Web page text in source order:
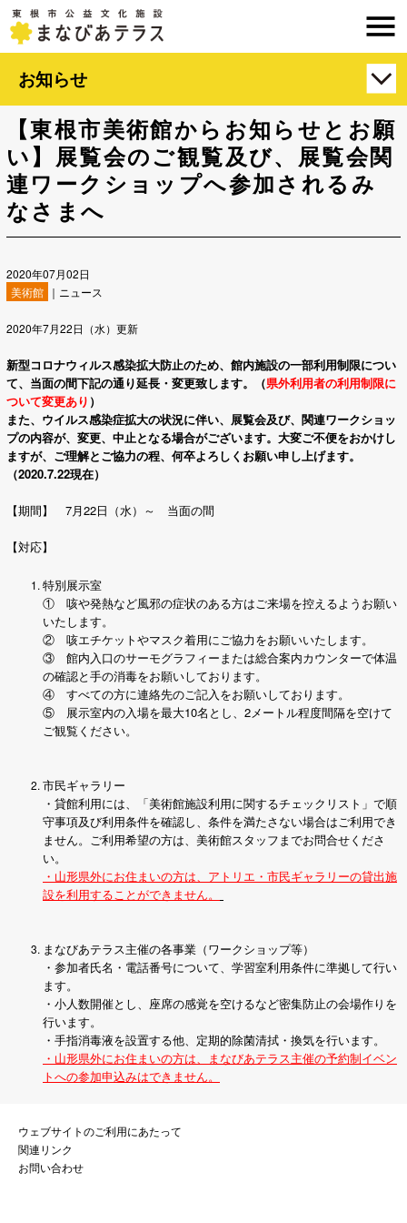
お知らせ
【東根市美術館からお知らせとお願
い】展覧会のご観覧及び、展覧会関
連ワークショップへ参加されるみ
なさまへ
2020年07月02日
美術館 ｜ニュース
2020年7月22日（水）更新
新型コロナウィルス感染拡大防止のため、館内施設の一部利用制限につい
て、当面の間下記の通り延長・変更致します。（県外利用者の利用制限に
ついて変更あり ）
また、ウイルス感染症拡大の状況に伴い、展覧会及び、関連ワークショッ
プの内容が、変更、中止となる場合がございます。 大変ご不便をおかけし
ますが、ご理解とご協力の程、何卒よろしくお願い申し上げます。
（2020.7.22現在）
【期間】 7月22日（水）～ 当面の間
【対応】
特別展示室
① 咳や発熱など風邪の症状のある方はご来場を控えるようお願い
いたします。
② 咳エチケットやマスク着用にご協力をお願いいたします。
③ 館内入口のサーモグラフィーまたは総合案内カウンターで体温
の確認と手の消毒をお願いしております。
④ すべての方に連絡先のご記入をお願いしております。
⑤ 展示室内の入場を最大10名とし、2メートル程度間隔を空けて
ご観覧ください。
市民ギャラリー
・貸館利用には、「美術館施設利用に関するチェックリスト」で順
守事項及び利用条件を確認し、条件を満たさない場合はご利用でき
ません。ご利用希望の方は、美術館スタッフまでお問合せくださ
い。
・山形県外にお住まいの方は、アトリエ・市民ギャラリーの貸出施
設を利用することができません。
まなびあテラス主催の各事業（ワークショップ等）
・参加者氏名・電話番号について、学習室利用条件に準拠して行い
ます。
・小人数開催とし、座席の感覚を空けるなど密集防止の会場作りを
行います。
・手指消毒液を設置する他、定期的除菌清拭・換気を行います。
・山形県外にお住まいの方は、
まなびあテラス主催の予約制イベン
トへの参加申込みはできません。
ウェブサイトのご利用にあたって
関連リンク
お問い合わせ